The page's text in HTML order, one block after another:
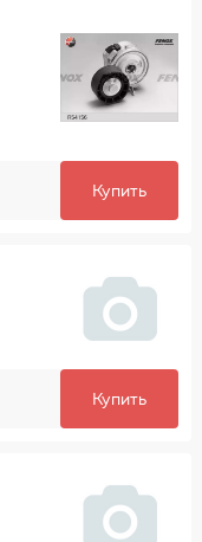
Купить
Купить